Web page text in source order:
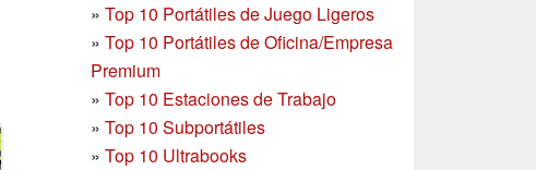
» Top 10 Portátiles de Juego Ligeros
» Top 10 Portátiles de Oficina/Empresa
Premium
» Top 10 Estaciones de Trabajo
» Top 10 Subportátiles
» Top 10 Ultrabooks